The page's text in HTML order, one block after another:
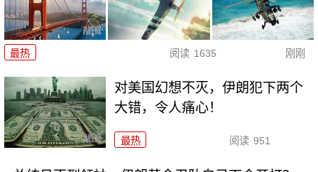
最热 阅读 1635 刚刚
对美国幻想不灭，伊朗犯下两个
大错，令人痛心！
最热 阅读 951